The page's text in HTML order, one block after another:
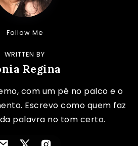
Follow Me
WRITTEN BY
Regina
com um pé no palco e o
Escrevo como quem faz
palavra no tom certo.